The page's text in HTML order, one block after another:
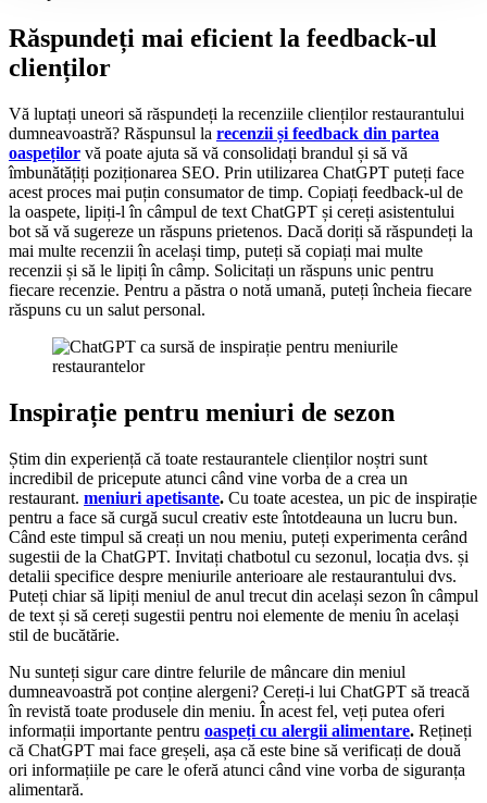
Răspundeți mai eficient la feedback-ul
clienților
Vă luptați uneori să răspundeți la recenziile clienților restaurantului
dumneavoastră? Răspunsul la recenzii și feedback din partea
oaspeților vă poate ajuta să vă consolidați brandul și să vă
îmbunătățiți poziționarea SEO. Prin utilizarea ChatGPT puteți face
acest proces mai puțin consumator de timp. Copiați feedback-ul de
la oaspete, lipiți-l în câmpul de text ChatGPT și cereți asistentului
bot să vă sugereze un răspuns prietenos. Dacă doriți să răspundeți la
mai multe recenzii în același timp, puteți să copiați mai multe
recenzii și să le lipiți în câmp. Solicitați un răspuns unic pentru
fiecare recenzie. Pentru a păstra o notă umană, puteți încheia fiecare
răspuns cu un salut personal.
Inspirație pentru meniuri de sezon
Știm din experiență că toate restaurantele clienților noștri sunt
incredibil de pricepute atunci când vine vorba de a crea un
restaurant. meniuri apetisante. Cu toate acestea, un pic de inspirație
pentru a face să curgă sucul creativ este întotdeauna un lucru bun.
Când este timpul să creați un nou meniu, puteți experimenta cerând
sugestii de la ChatGPT. Invitați chatbotul cu sezonul, locația dvs. și
detalii specifice despre meniurile anterioare ale restaurantului dvs.
Puteți chiar să lipiți meniul de anul trecut din același sezon în câmpul
de text și să cereți sugestii pentru noi elemente de meniu în același
stil de bucătărie.
Nu sunteți sigur care dintre felurile de mâncare din meniul
dumneavoastră pot conține alergeni? Cereți-i lui ChatGPT să treacă
în revistă toate produsele din meniu. În acest fel, veți putea oferi
informații importante pentru oaspeți cu alergii alimentare. Rețineți
că ChatGPT mai face greșeli, așa că este bine să verificați de două
ori informațiile pe care le oferă atunci când vine vorba de siguranța
alimentară.